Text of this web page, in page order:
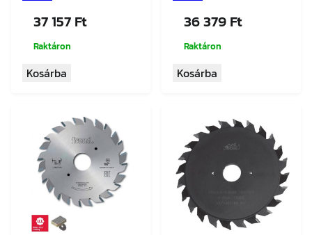
37 157Ft
Raktáron
Kosárba
36 379Ft
Raktáron
Kosárba